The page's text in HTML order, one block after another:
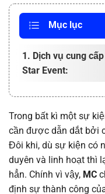
Mục lục
1. Dịch vụ cung
Star Event:
Trong bất kì một sự
cần được dẫn dắt bởi
Đôi khi, dù sự kiện có
duyên và linh hoạt thì
hẳn. Chính vì vậy, MC
định sự thành công